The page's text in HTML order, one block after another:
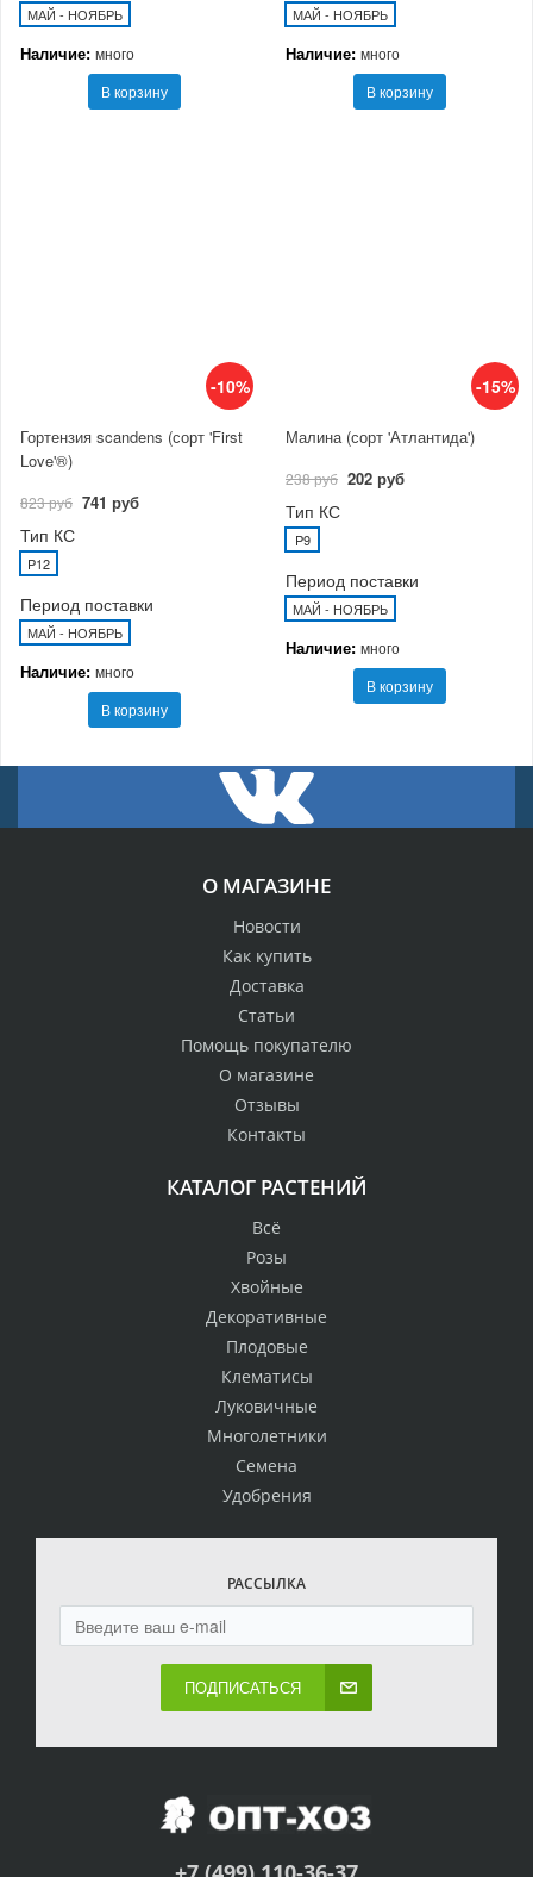
МАЙ - НОЯБРЬ
Наличие: много
В корзину
МАЙ - НОЯБРЬ
Наличие: много
В корзину
-10%
Гортензия scandens (сорт 'First
Love'®)
823 руб 741 руб
Тип КС
P12
Период поставки
МАЙ - НОЯБРЬ
Наличие: много
В корзину
-15%
Малина (сорт 'Атлантида')
238 руб 202 руб
Тип КС
P9
Период поставки
МАЙ - НОЯБРЬ
Наличие: много
В корзину
О МАГАЗИНЕ
Новости
Как купить
Доставка
Статьи
Помощь покупателю
О магазине
Отзывы
Контакты
КАТАЛОГ РАСТЕНИЙ
Всё
Розы
Хвойные
Декоративные
Плодовые
Клематисы
Луковичные
Многолетники
Семена
Удобрения
РАССЫЛКА
ПОДПИСАТЬСЯ